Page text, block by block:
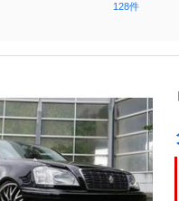
128件